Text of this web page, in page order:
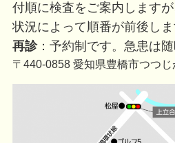
付順に検査をご案内します
状況によって順番が前後しま
再診：予約制です。急患は随
〒440-0858 愛知県豊橋市つつ